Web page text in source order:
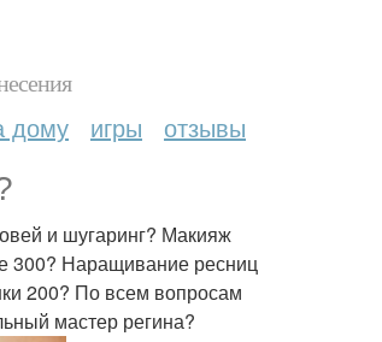
дому игры отзывы
и шугаринг? Макияж
300? Наращивание ресниц
200? По всем вопросам
мастер регина?